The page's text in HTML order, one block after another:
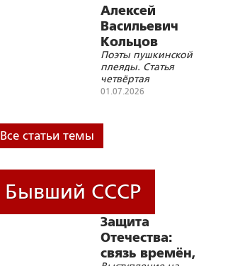
повалили, увезли
Алексей
Васильевич
Кольцов
Поэты пушкинской
плеяды. Статья
четвёртая
01.07.2026
Все статьи темы
Бывший СССР
Защита
Отечества:
связь времён,